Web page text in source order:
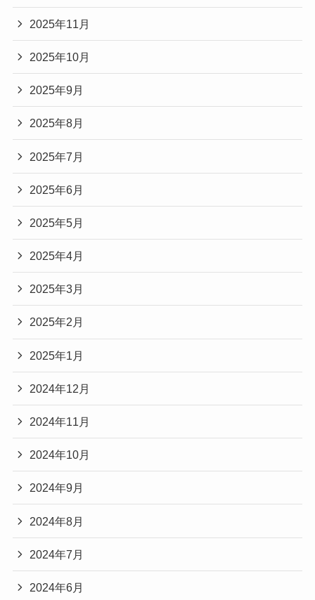
2025年11月
2025年10月
2025年9月
2025年8月
2025年7月
2025年6月
2025年5月
2025年4月
2025年3月
2025年2月
2025年1月
2024年12月
2024年11月
2024年10月
2024年9月
2024年8月
2024年7月
2024年6月